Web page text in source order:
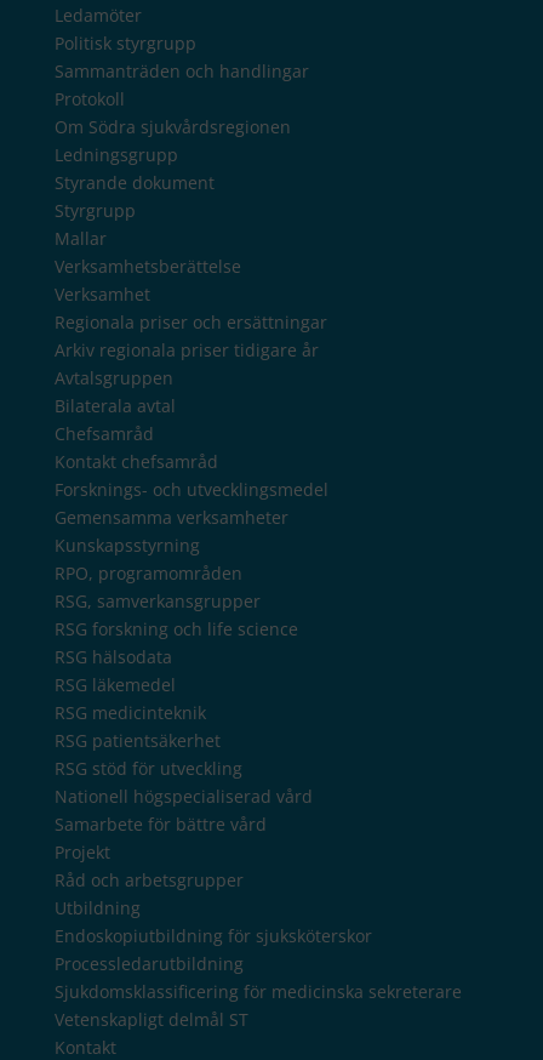
Ledamöter
Politisk styrgrupp
Sammanträden och handlingar
Protokoll
Om Södra sjukvårdsregionen
Ledningsgrupp
Styrande dokument
Styrgrupp
Mallar
Verksamhetsberättelse
Verksamhet
Regionala priser och ersättningar
Arkiv regionala priser tidigare år
Avtalsgruppen
Bilaterala avtal
Chefsamråd
Kontakt chefsamråd
Forsknings- och utvecklingsmedel
Gemensamma verksamheter
Kunskapsstyrning
RPO, programområden
RSG, samverkansgrupper
RSG forskning och life science
RSG hälsodata
RSG läkemedel
RSG medicinteknik
RSG patientsäkerhet
RSG stöd för utveckling
Nationell högspecialiserad vård
Samarbete för bättre vård
Projekt
Råd och arbetsgrupper
Utbildning
Endoskopiutbildning för sjuksköterskor
Processledarutbildning
Sjukdomsklassificering för medicinska sekreterare
Vetenskapligt delmål ST
Kontakt